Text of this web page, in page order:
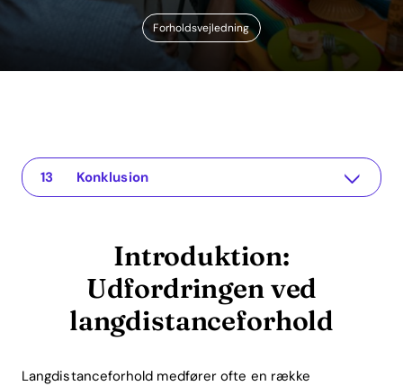
Forholdsvejledning
Introduktion: Udfordringen ved langdistanceforhold
The app for your relationship
Kreative gaveidéer til manden i dit langdistanceforhold
1. Personlige breve og beskeder
2. Fælles oplevelser gennem spil
3. Personlige gaver
4. Gavekort til fælles aktiviteter
Hvordan Recoupling-appen kan hjælpe
ROI (Return on Investment) for gave i forhold
Ofte stillede spørgsmål (FAQ)
Hvad er de bedste gaver til langdistanceforhold?
Hvordan kan jeg styrke forbindelsen i et langdistanceforhold?
Konklusion
Introduktion:
Udfordringen ved
langdistanceforhold
Langdistanceforhold medfører ofte en række